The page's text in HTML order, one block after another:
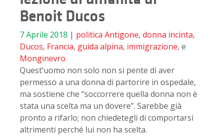
Benoit Ducos
7 Aprile 2018 | politica Antigone, donna incinta,
Ducos, Francia, guida alpina, immigrazione, e
Monginevro
Quest’uomo non solo non si pente di aver
permesso a una donna di partorire in ospedale,
ma sostiene che “soccorrere quella donna non è
stata una scelta ma un dovere”. Sarebbe già
pronto a rifarlo; non chiedetegli di comportarsi
altrimenti perché lui non ha scelta.